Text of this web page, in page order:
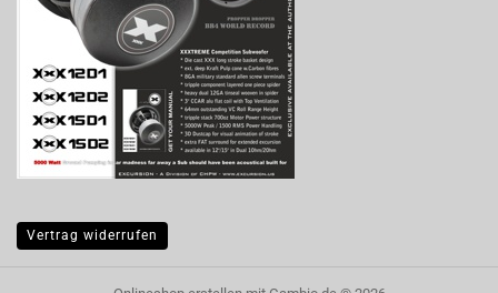
Vertrag widerrufen